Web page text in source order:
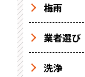
梅雨
業者選び
洗浄